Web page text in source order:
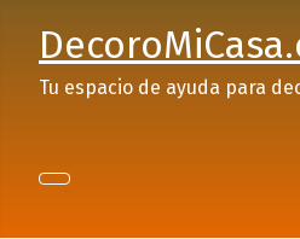
Tu espacio de ayuda para